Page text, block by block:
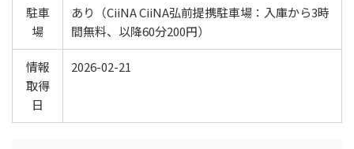
駐車
場
あり（CiiNA CiiNA弘前提携駐車場：入庫から3時
間無料、以降60分200円）
情報
取得
日
2026-02-21